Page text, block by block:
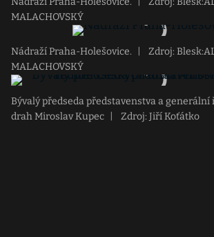
MALACHOVSKÝ
Nádraží Praha-Holešovice.
Zdroj:
MALACHOVSKÝ
Bývalý předseda představenstva a generální
drah Miroslav Kupec
Zdroj: Jiří Koťátko